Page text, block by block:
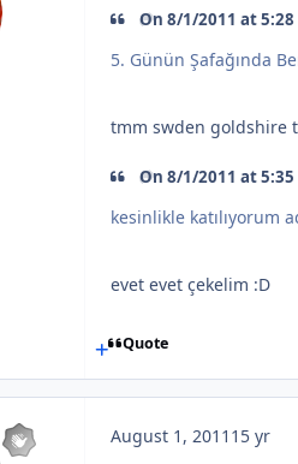
On 8/1/2011 at 5:28
5. Günün Şafağında
tmm swden goldshire
On 8/1/2011 at 5:35
kesinlikle katılıyorum
evet evet çekelim :D
Quote
August 1, 2011 15 yr